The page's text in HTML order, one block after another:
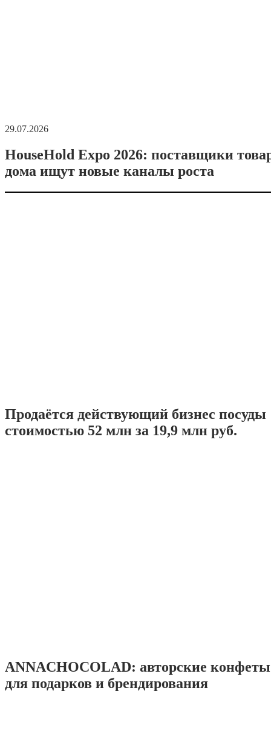
29.07.2026
HouseHold Expo 2026: поставщики
дома ищут новые каналы роста
Продаётся действующий бизнес посуды
стоимостью 52 млн за 19,9 млн руб.
ANNACHOCOLAD: авторские
для подарков и брендирования